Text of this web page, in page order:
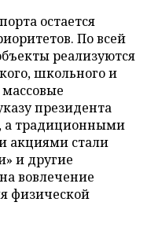
остается
По всей
реализуются
школьного и
массовые
президента
а традиционными
акциями стали
и другие
вовлечение
физической